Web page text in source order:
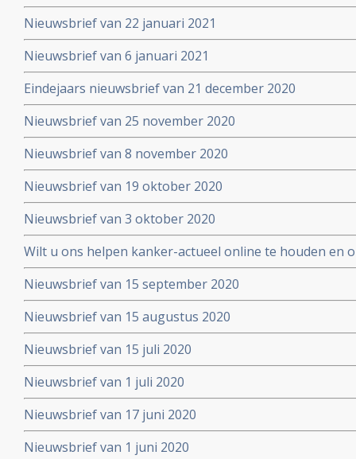
Nieuwsbrief van 22 januari 2021
Nieuwsbrief van 6 januari 2021
Eindejaars nieuwsbrief van 21 december 2020
Nieuwsbrief van 25 november 2020
Nieuwsbrief van 8 november 2020
Nieuwsbrief van 19 oktober 2020
Nieuwsbrief van 3 oktober 2020
Wilt u ons helpen kanker-actueel online te houden en
extra donatie aub?
Nieuwsbrief van 15 september 2020
Nieuwsbrief van 15 augustus 2020
Nieuwsbrief van 15 juli 2020
Nieuwsbrief van 1 juli 2020
Nieuwsbrief van 17 juni 2020
Nieuwsbrief van 1 juni 2020